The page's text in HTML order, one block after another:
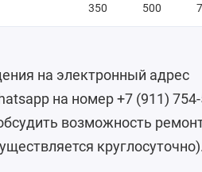
350 500
на электронный адрес
на номер +7 (911)
возможность